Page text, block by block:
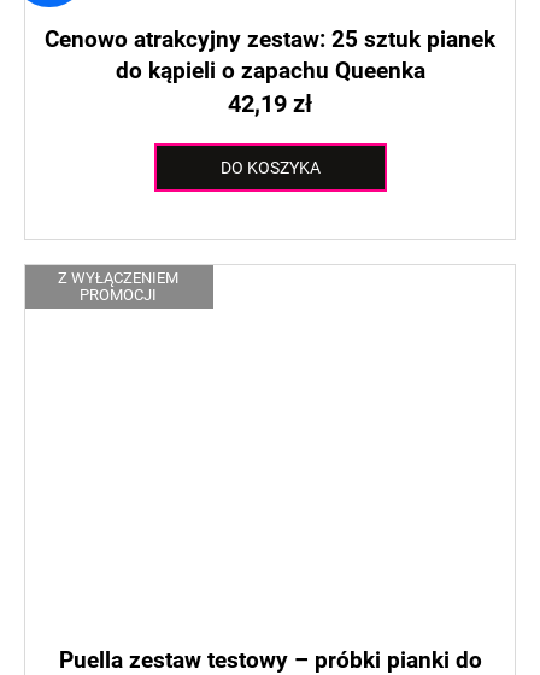
Cenowo atrakcyjny zestaw: 25 sztuk pianek
do kąpieli o zapachu Queenka
42,19 zł
DO KOSZYKA
Z WYŁĄCZENIEM
PROMOCJI
Puella zestaw testowy – próbki pianki do